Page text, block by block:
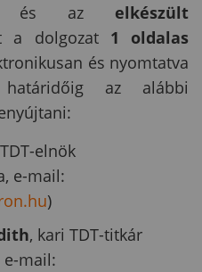
és az elkészült
a dolgozat 1 oldalas
és nyomtatva
az alábbi
elnök
e-mail:
)
, kari TDT-titkár
e-mail: